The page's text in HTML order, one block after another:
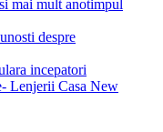
mai mult anotimpul
despre
incepatori
Lenjerii Casa New